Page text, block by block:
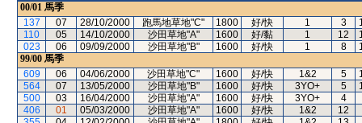
00/01 馬季
137
07 28/10/2000 跑馬地草地"C" 1800 好/快 1 3
110
05 14/10/2000 沙田草地"A" 1600 好/黏 1 12
023
06 09/09/2000 沙田草地"B" 1600 好/快 1 8
99/00 馬季
609
06 04/06/2000 沙田草地"C" 1600 好/快 1&2 5
564
07 13/05/2000 沙田草地"B" 1600 好/快 3YO+ 5
500
03 16/04/2000 沙田草地"A" 1600 好/快 3YO+ 4
406
01 05/03/2000 沙田草地"A" 1600 好/快 1&2 12